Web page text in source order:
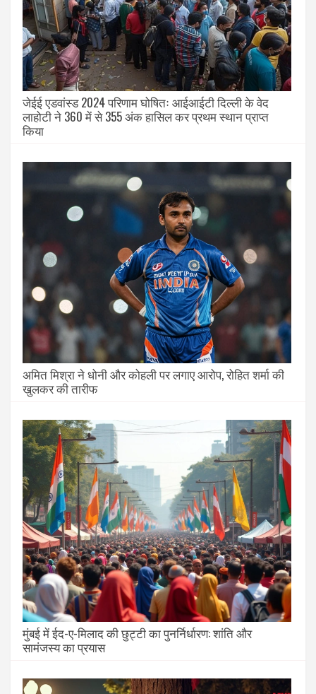
जेईई एडवांस्ड 2024 परिणाम घोषितः आईआईटी दिल्ली के वेद
लाहोटी ने 360 में से 355 अंक हासिल कर प्रथम स्थान प्राप्त
किया
अमित मिश्रा ने धोनी और कोहली पर लगाए आरोप, रोहित शर्मा की
खुलकर की तारीफ
मुंबई में ईद-ए-मिलाद की छुट्टी का पुनर्निर्धारण: शांति और
सामंजस्य का प्रयास